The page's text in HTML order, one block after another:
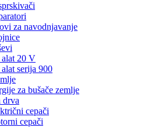
za navodnjavanje
20 V
serija 900
za bušače zemlje
drva
cepači
cepači